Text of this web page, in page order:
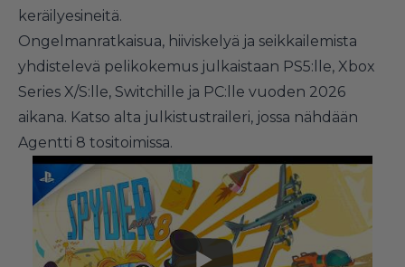
keräilyesineitä.
Ongelmanratkaisua, hiiviskelyä ja seikkailemista
yhdistelevä pelikokemus julkaistaan PS5:lle, Xbox
Series X/S:lle, Switchille ja PC:lle vuoden 2026
aikana. Katso alta julkistustraileri, jossa nähdään
Agentti 8 tositoimissa.